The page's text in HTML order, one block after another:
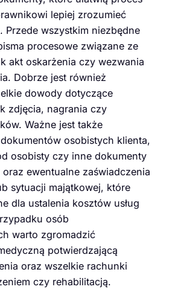
lepiej zrozumieć
Przede wszystkim niezbędne
procesowe związane ze
akt oskarżenia czy wezwania
Dobrze jest również
dowody dotyczące
zdjęcia, nagrania czy
Ważne jest także
osobistych klienta,
osobisty czy inne dokumenty
ewentualne zaświadczenia
sytuacji majątkowej, które
dla ustalenia kosztów usług
osób
warto zgromadzić
potwierdzającą
oraz wszelkie rachunki
czy rehabilitacją.